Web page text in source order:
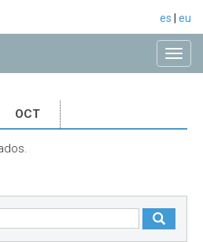
es eu
OCT